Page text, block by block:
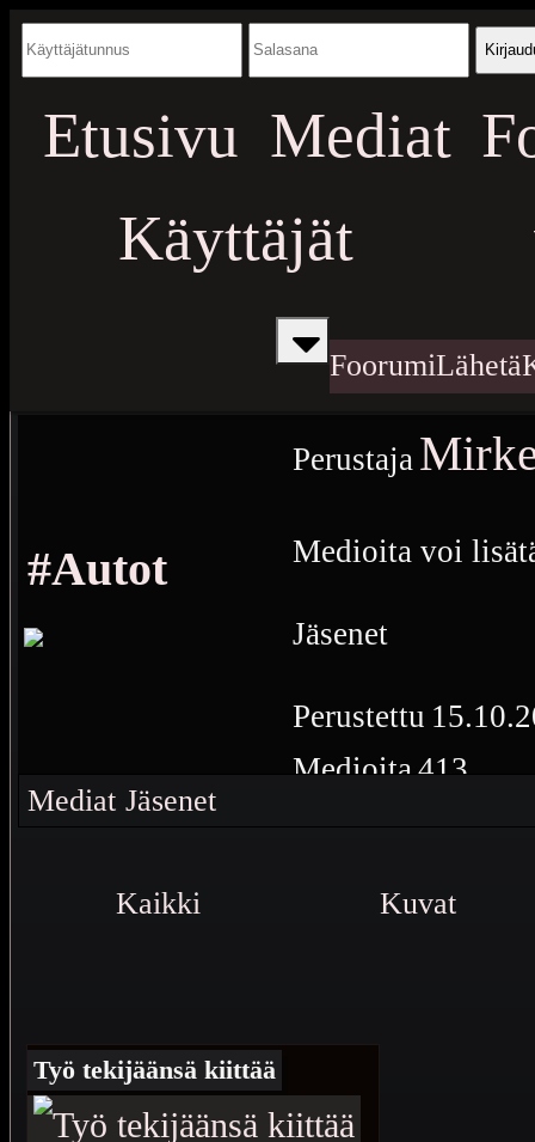
Etusivu Mediat
Käyttäjät
FoorumiLähetä
#Autot
Perustaja
Medioita voi
Jäsenet
Perustettu
Medioita 413
Mediat Jäsenet
Kaikki Kuvat
Työ tekijäänsä kiittää